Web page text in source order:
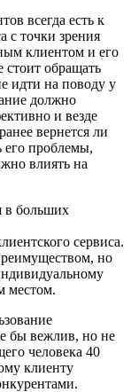
всегда есть к
с точки зрения
клиентом и его
обращать
идти на поводу у
должно
и везде
вернется ли
его проблемы,
влиять на
в больших
сервиса.
но
местом.
бы вежлив, но не
человека 40
клиенту